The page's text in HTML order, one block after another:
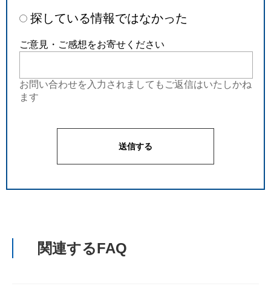
探している情報ではなかった
ご意見・ご感想をお寄せください
お問い合わせを入力されましてもご返信はいたしかね
ます
関連するFAQ